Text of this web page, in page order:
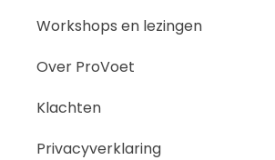
Workshops en lezingen
Over ProVoet
Klachten
Privacyverklaring